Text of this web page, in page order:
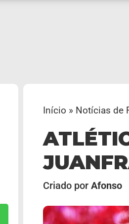
Início » Notícias de
Criado por Afonso